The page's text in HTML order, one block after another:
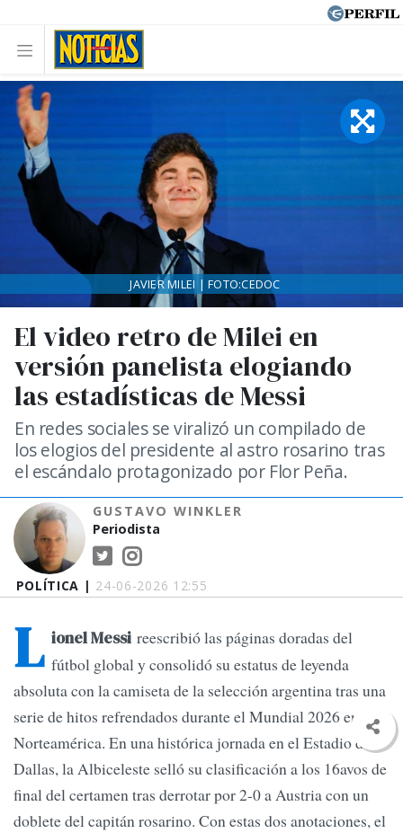
POLÍTICA | 24-06-2026 12:55
El video retro de Milei en
versión panelista elogiando
las estadísticas de Messi
En redes sociales se viralizó un compilado de
los elogios del presidente al astro rosarino tras
el escándalo protagonizado por Flor Peña.
GUSTAVO WINKLER
Periodista
JAVIER MILEI | FOTO:CEDOC
L ionel Messi reescribió las páginas doradas del
fútbol global y consolidó su estatus de leyenda
absoluta con la camiseta de la selección argentina tras una
serie de hitos refrendados durante el Mundial 2026 en
Norteamérica. En una histórica jornada en el Estadio de
Dallas, la Albiceleste selló su clasificación a los 16avos de
final del certamen tras derrotar por 2-0 a Austria con un
doblete del capitán rosarino. Con estas dos anotaciones, el